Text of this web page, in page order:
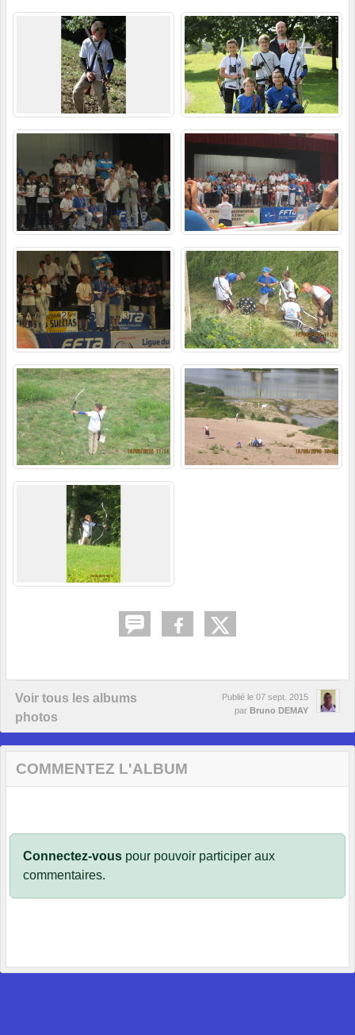
Voir tous les albums
photos
Publié le 07 sept. 2015
par Bruno DEMAY
COMMENTEZ L'ALBUM
Connectez-vous pour pouvoir participer aux
commentaires.